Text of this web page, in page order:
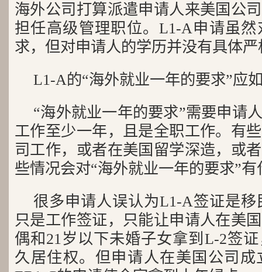
海外公司打算派遣申请人来美国公
担任高级管理职位。L1-A申请虽
求，但对申请人的学历并没有具体
L1-A的“海外就业一年的要求”应
“海外就业一年的要求”需要申请
工作至少一年，且是全职工作。有
司工作，或者在美国留学深造，或
些情况会对“海外就业一年的要求”
很多申请人误认为L1-A签证是
只是工作签证，只能让申请人在美
偶和21岁以下未婚子女拿到L-2签
久居住权。但申请人在美国公司